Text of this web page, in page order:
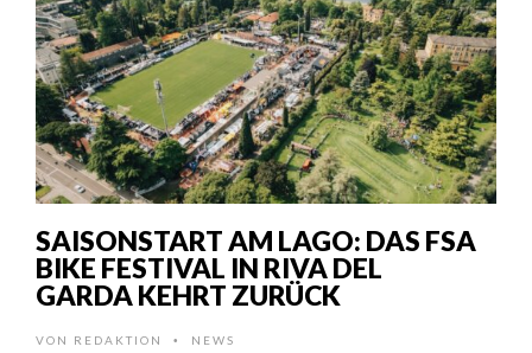
SAISONSTART AM LAGO: DAS FSA
BIKE FESTIVAL IN RIVA DEL
GARDA KEHRT ZURÜCK
VON REDAKTION • NEWS